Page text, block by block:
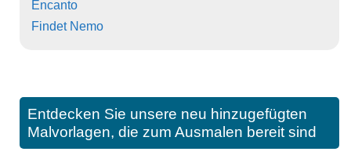
Encanto
Findet Nemo
Entdecken Sie unsere neu hinzugefügten
Malvorlagen, die zum Ausmalen bereit sind